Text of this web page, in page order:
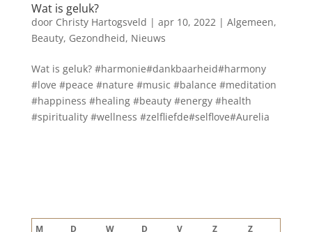
Wat is geluk?
door Christy Hartogsveld | apr 10, 2022| Algemeen,
Beauty, Gezondheid, Nieuws
Wat is geluk? #harmonie#dankbaarheid#harmony
#love #peace #nature #music #balance #meditation
#happiness #healing #beauty #energy #health
#spirituality #wellness #zelfliefde#selflove#Aurelia
M D W D V Z Z